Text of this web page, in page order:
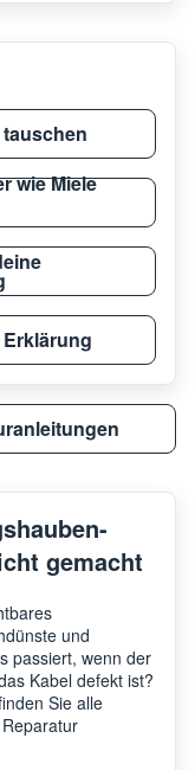
wie Miele
gemacht
und
passiert, wenn der
Kabel defekt ist?
Sie alle